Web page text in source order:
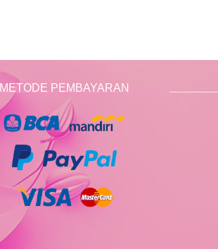
METODE PEMBAYARAN